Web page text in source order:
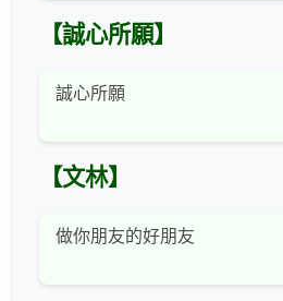
【誠心所願】
誠心所願
【文林】
做你朋友的好朋友